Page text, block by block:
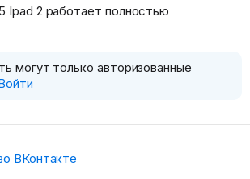
Ipad 2 работает полностью
могут только авторизованные
ВКонтакте